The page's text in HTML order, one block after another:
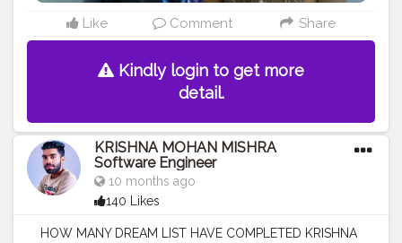
Like Comment Share
Kindly login to get more
detail.
KRISHNA MOHAN MISHRA
Software Engineer
10 months ago
140 Likes
HOW MANY DREAM LIST HAVE COMPLETED KRISHNA